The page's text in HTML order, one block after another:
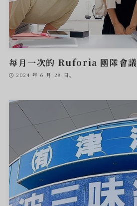
每月一次的 Ruforia 團隊會議
2024 年 6 月 28 日。